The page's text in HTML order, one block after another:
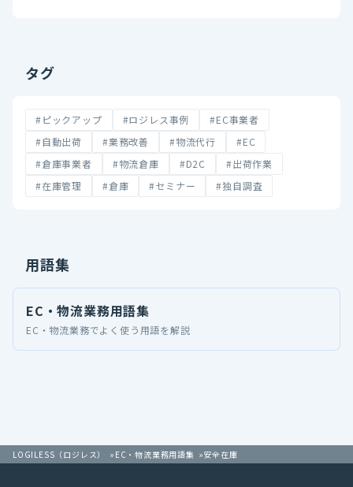
タグ
#ピックアップ #ロジレス事例
#EC事業者
#自動出荷
#業務改善 #物流代行
#EC
#倉庫事業者
#物流倉庫 #D2C
#出荷作業
#在庫管理
#倉庫 #セミナー #独自調査
用語集
EC・物流業務用語集
EC・物流業務でよく使う用語を解説
LOGILESS（ロジレス） EC・物流業務用語集 安全在庫